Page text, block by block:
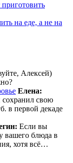
на еде, а не на
Алексей)
Елена:
сохранил свою
в первой декаде
Если вы
вашего блюда в
хотя всё…